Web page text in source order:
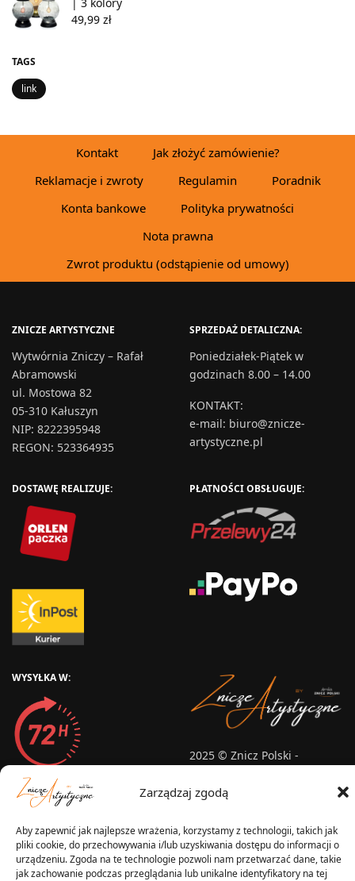
Zarządzaj zgodą
Aby zapewnić jak najlepsze wrażenia, korzystamy z technologii, takich jak
pliki cookie, do przechowywania i/lub uzyskiwania dostępu do informacji o
urządzeniu. Zgoda na te technologie pozwoli nam przetwarzać dane, takie
jak zachowanie podczas przeglądania lub unikalne identyfikatory na tej
49,99 zł
TAGS
link
Kontakt
Jak złożyć zamówienie?
Reklamacje i zwroty
Regulamin
Poradnik
Konta bankowe
Polityka prywatności
Nota prawna
Zwrot produktu (odstąpienie od umowy)
ZNICZE ARTYSTYCZNE
Wytwórnia Zniczy – Rafał
Abramowski
ul. Mostowa 82
05-310 Kałuszyn
NIP: 8222395948
REGON: 523364935
SPRZEDAŻ DETALICZNA:
Poniedziałek-Piątek w
godzinach 8.00 – 14.00
KONTAKT:
e-mail: biuro@znicze-
artystyczne.pl
DOSTAWĘ REALIZUJE: PŁATNOŚCI OBSŁUGUJE:
WYSYŁKA W:
2025 © Znicz Polski -
Wszelkie prawa zastrzeżone